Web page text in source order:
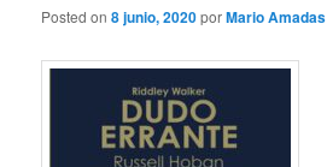
Posted on8 junio, 2020porMario Amadas